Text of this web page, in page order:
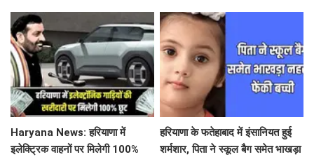
Haryana News: हरियाणा में
इलेक्ट्रिक वाहनों पर मिलेगी 100%
हरियाणा के फतेहाबाद में इंसानियत हुई
शर्मशार, पिता ने स्कूल बैग समेत भाखड़ा